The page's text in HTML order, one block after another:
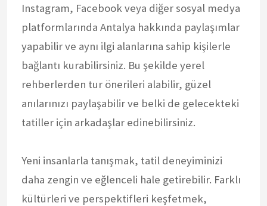
Instagram, Facebook veya diğer sosyal medya
platformlarında Antalya hakkında paylaşımlar
yapabilir ve aynı ilgi alanlarına sahip kişilerle
bağlantı kurabilirsiniz. Bu şekilde yerel
rehberlerden tur önerileri alabilir, güzel
anılarınızı paylaşabilir ve belki de gelecekteki
tatiller için arkadaşlar edinebilirsiniz.
Yeni insanlarla tanışmak, tatil deneyiminizi
daha zengin ve eğlenceli hale getirebilir. Farklı
kültürleri ve perspektifleri keşfetmek,